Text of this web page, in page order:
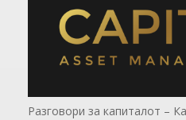
Разговори за капиталот –